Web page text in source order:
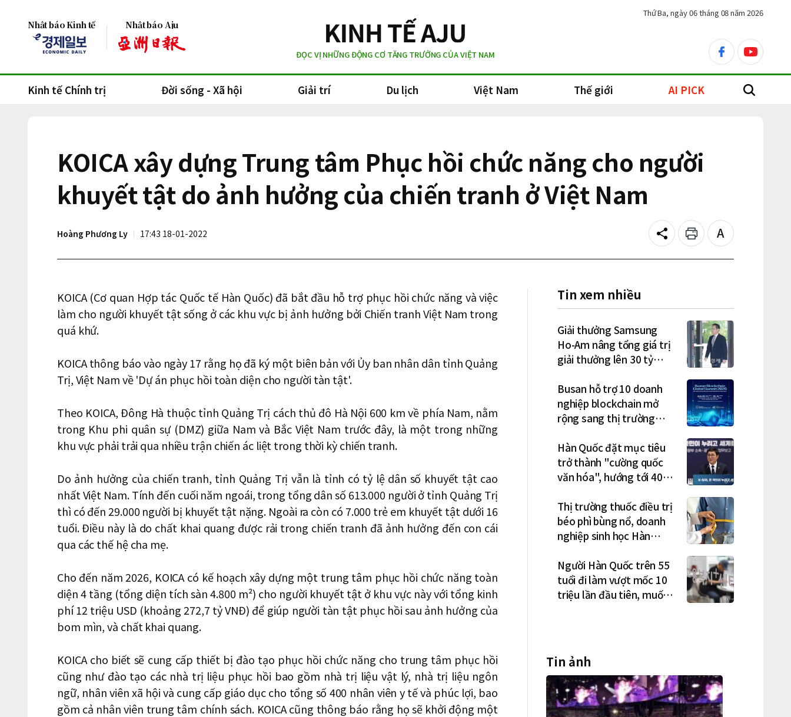
Nhật báo Kinh tế Nhật báo Aju
ĐỌC VỊ NHỮNG ĐỘNG CƠ TĂNG TRƯỞNG CỦA VIỆT NAM
facebookyoutube
Thứ Ba, ngày 06 tháng 08 năm 2026
Kinh tế Chính trị Đời sống - Xã hội Giải trí Du lịch Việt Nam Thế giới AI PICK search
KOICA xây dựng Trung tâm Phục hồi chức năng cho người
khuyết tật do ảnh hưởng của chiến tranh ở Việt Nam
Hoàng Phương Ly 17:43 18-01-2022 Share Print
Text
size
KOICA (Cơ quan Hợp tác Quốc tế Hàn Quốc) đã bắt đầu hỗ trợ phục hồi chức năng và việc
làm cho người khuyết tật sống ở các khu vực bị ảnh hưởng bởi Chiến tranh Việt Nam trong
quá khứ.
KOICA thông báo vào ngày 17 rằng họ đã ký một biên bản với Ủy ban nhân dân tỉnh Quảng
Trị, Việt Nam về 'Dự án phục hồi toàn diện cho người tàn tật'.
Theo KOICA, Đông Hà thuộc tỉnh Quảng Trị cách thủ đô Hà Nội 600 km về phía Nam, nằm
trong Khu phi quân sự (DMZ) giữa Nam và Bắc Việt Nam trước đây, là một trong những
khu vực phải trải qua nhiều trận chiến ác liệt trong thời kỳ chiến tranh.
Do ảnh hưởng của chiến tranh, tỉnh Quảng Trị vẫn là tỉnh có tỷ lệ dân số khuyết tật cao
nhất Việt Nam. Tính đến cuối năm ngoái, trong tổng dân số 613.000 người ở tỉnh Quảng Trị
thì có đến 29.000 người bị khuyết tật nặng. Ngoài ra còn có 7.000 trẻ em khuyết tật dưới 16
tuổi. Điều này là do chất khai quang được rải trong chiến tranh đã ảnh hưởng đến con cái
qua các thế hệ cha mẹ.
Cho đến năm 2026, KOICA có kế hoạch xây dựng một trung tâm phục hồi chức năng toàn
diện 4 tầng (tổng diện tích sàn 4.800 m²) cho người khuyết tật ở khu vực này với tổng kinh
phí 12 triệu USD (khoảng 272,7 tỷ VNĐ) để giúp người tàn tật phục hồi sau ảnh hưởng của
bom mìn, và chất khai quang.
KOICA cho biết sẽ cung cấp thiết bị đào tạo phục hồi chức năng cho trung tâm phục hồi
cũng như đào tạo các nhà trị liệu phục hồi bao gồm nhà trị liệu vật lý, nhà trị liệu ngôn
ngữ, nhân viên xã hội và cung cấp giáo dục cho tổng số 400 nhân viên y tế và phúc lợi, bao
gồm cả nhân viên trung tâm chính sách. KOICA cũng thông báo rằng họ sẽ khởi động một
Tin xem nhiều
Giải thưởng Samsung
Ho-Am nâng tổng giá trị
giải thưởng lên 30 tỷ
yong tham dự lễ trao giải
năm thứ 5 liên tiếp
Busan hỗ trợ 10 doanh
nghiệp blockchain mở
rộng sang thị trường
Hàn Quốc đặt mục tiêu
trở thành "cường quốc
văn hóa", hướng tới 40
Thị trường thuốc điều trị
béo phì bùng nổ, doanh
nghiệp sinh học Hàn
cứu đến mở rộng sản
xuất
Người Hàn Quốc trên 55
tuổi đi làm vượt mốc 10
triệu lần đầu tiên, muốn
Tin ảnh